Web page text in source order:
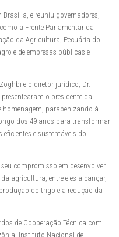
Brasília, e reuniu governadores,
a Frente Parlamentar da
da Agricultura, Pecuária do
e de empresas públicas e
e o diretor jurídico, Dr.
o presidente da
parabenizando à
dos 49 anos para transformar
e sustentáveis do
compromisso em desenvolver
agricultura, entre eles alcançar,
do trigo e a redução da
de Cooperação Técnica com
Instituto Nacional de